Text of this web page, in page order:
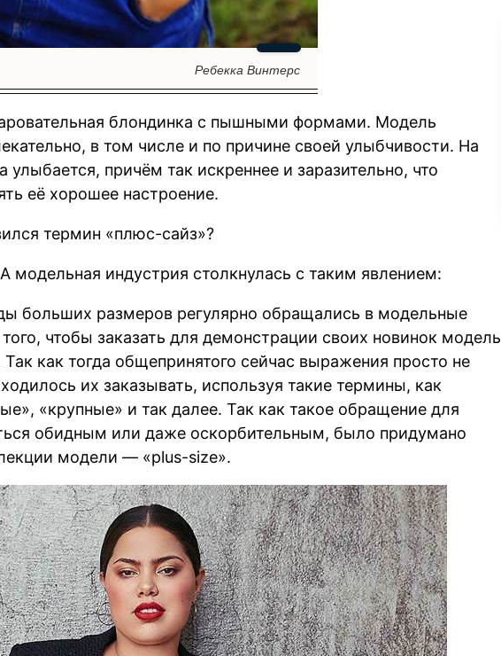
Ребекка Винтерс
блондинка с пышными формами. Модель
в том числе и по причине своей улыбчивости. На
улыбается, причём так искреннее и заразительно, что
её хорошее настроение.
термин «плюс-сайз»?
индустрия столкнулась с таким явлением:
больших размеров регулярно обращались в модельные
чтобы заказать для демонстрации своих новинок модель
как тогда общепринятого сейчас выражения просто не
их заказывать, используя такие термины, как
«крупные» и так далее. Так как такое обращение для
обидным или даже оскорбительным, было придумано
модели — «plus-size».